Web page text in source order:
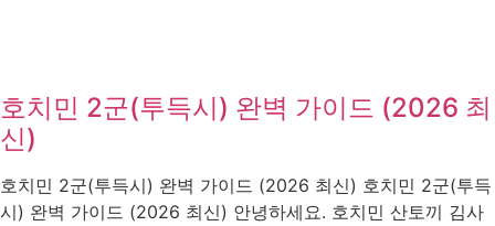
호치민 2군(투득시) 완벽 가이드 (2026 최
신)
호치민 2군(투득시) 완벽 가이드 (2026 최신) 호치민 2군(투득
시) 완벽 가이드 (2026 최신) 안녕하세요. 호치민 산토끼 김사